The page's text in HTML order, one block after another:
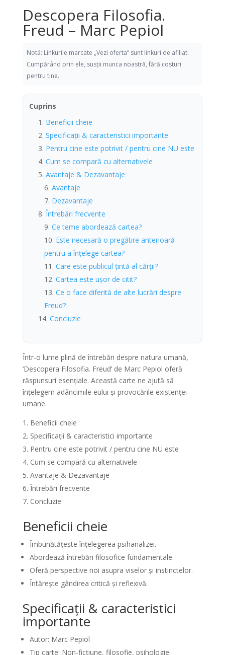
Descopera Filosofia.
Freud – Marc Pepiol
Notă: Linkurile marcate „Vezi oferta” sunt linkuri de afiliat.
Cumpărând prin ele, susții munca noastră, fără costuri
pentru tine.
Cuprins
Beneficii cheie
Specificații & caracteristici importante
Pentru cine este potrivit / pentru cine NU este
Cum se compară cu alternativele
Avantaje & Dezavantaje
Avantaje
Dezavantaje
Întrebări frecvente
Ce teme abordează cartea?
Este necesară o pregătire anterioară
pentru a înțelege cartea?
Care este publicul țintă al cărții?
Cartea este ușor de citit?
Ce o face diferită de alte lucrări despre
Freud?
Concluzie
Într-o lume plină de întrebări despre natura umană,
‘Descopera Filosofia. Freud’ de Marc Pepiol oferă
răspunsuri esențiale. Această carte ne ajută să
înțelegem adâncimile eului și provocările existenței
umane.
Beneficii cheie
Specificații & caracteristici importante
Pentru cine este potrivit / pentru cine NU este
Cum se compară cu alternativele
Avantaje & Dezavantaje
Întrebări frecvente
Concluzie
Beneficii cheie
Îmbunătățește înțelegerea psihanalizei.
Abordează întrebări filosofice fundamentale.
Oferă perspective noi asupra viselor și instinctelor.
Întărește gândirea critică și reflexivă.
Specificații & caracteristici
importante
Autor: Marc Pepiol
Tip carte: Non-ficțiune, filosofie, psihologie